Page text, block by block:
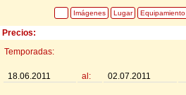
Imágenes Lugar Equipamiento
Precios:
Temporadas:
18.06.2011 al: 02.07.2011